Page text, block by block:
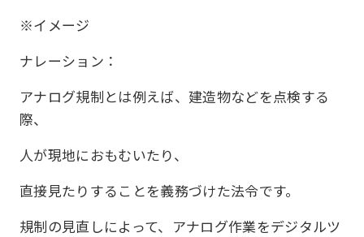
※イメージ
ナレーション：
アナログ規制とは例えば、建造物などを点検する
際、
人が現地におもむいたり、
直接見たりすることを義務づけた法令です。
規制の見直しによって、アナログ作業をデジタルツ